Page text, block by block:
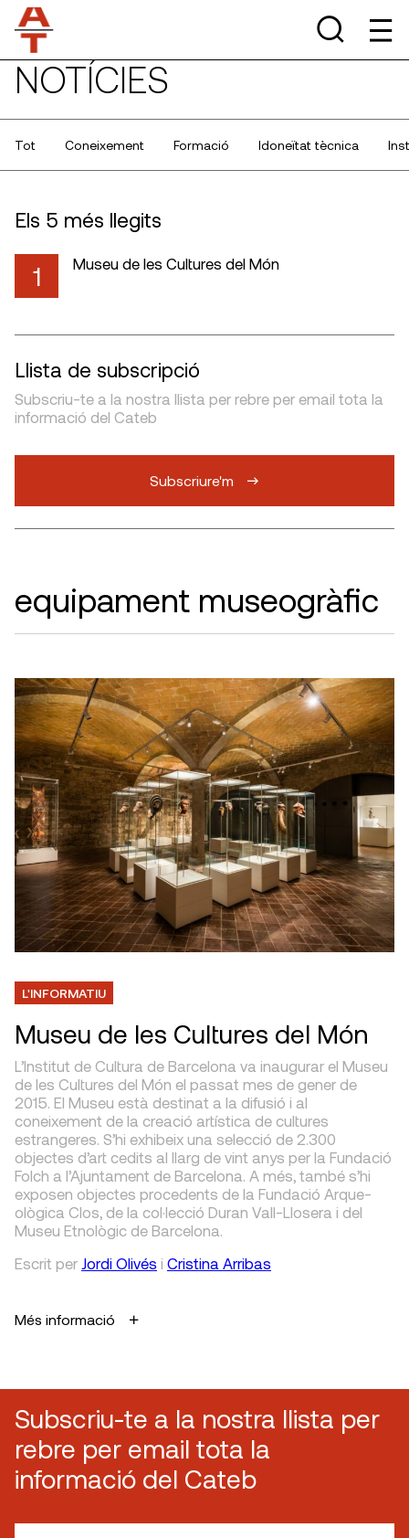
NOTÍCIES
Tot Coneixement Formació Idoneïtat tècnica
Els 5 més llegits
1 Museu de les Cultures del Món
Llista de subscripció
Subscriu-te a la nostra llista per rebre per email tota la
informació del Cateb
Subscriure'm
equipament museogràfic
L'INFORMATIU
Museu de les Cultures del Món
L’Institut de Cultura de Barcelona va inaugurar el Museu
de les Cultures del Món el passat mes de gener de
2015. El Museu està destinat a la difusió i al
coneixement de la creació artística de cultures
estrangeres. S’hi exhibeix una selecció de 2.300
objectes d’art cedits al llarg de vint anys per la Fundació
Folch a l’Ajuntament de Barcelona. A més, també s’hi
exposen objectes procedents de la Fundació Arque­
ològica Clos, de la col·lecció Duran Vall-Llosera i del
Museu Etnològic de Barcelona.
Escrit per Jordi Olivés i Cristina Arribas
Més informació
Subscriu-te a la nostra llista per
rebre per email tota la
informació del Cateb